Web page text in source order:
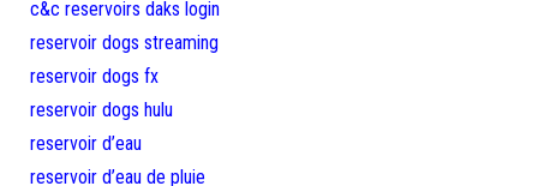
c&c reservoirs daks login
reservoir dogs streaming
reservoir dogs fx
reservoir dogs hulu
reservoir d’eau
reservoir d’eau de pluie